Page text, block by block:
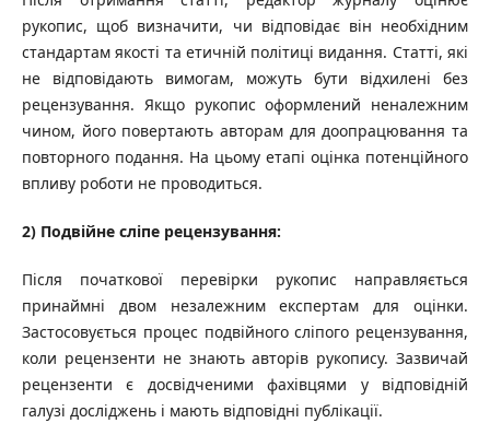
рукопис, щоб визначити, чи відповідає він необхідним
стандартам якості та етичній політиці видання. Статті, які
не відповідають вимогам, можуть бути відхилені без
рецензування. Якщо рукопис оформлений неналежним
чином, його повертають авторам для доопрацювання та
повторного подання. На цьому етапі оцінка потенційного
впливу роботи не проводиться.
2) Подвійне сліпе рецензування:
Після початкової перевірки рукопис направляється
принаймні двом незалежним експертам для оцінки.
Застосовується процес подвійного сліпого рецензування,
коли рецензенти не знають авторів рукопису. Зазвичай
рецензенти є досвідченими фахівцями у відповідній
галузі досліджень і мають відповідні публікації.